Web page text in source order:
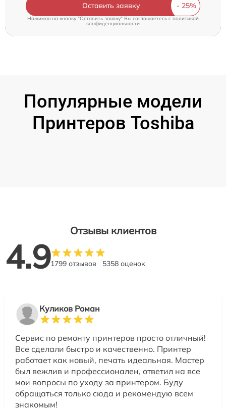
Оставить заявку
Нажимая на кнопку "Оставить заявку" Вы соглашаетесь cполитикой
конфиденциальности
Популярные модели
Принтеров Toshiba
Отзывы клиентов
4.91799 отзывов 5358 оценок
Куликов Роман
Сервис по ремонту принтеров просто отличный!
Все сделали быстро и качественно. Принтер
работает как новый, печать идеальная. Мастер
был вежлив и профессионален, ответил на все
мои вопросы по уходу за принтером. Буду
обращаться только сюда и рекомендую всем
знакомым!